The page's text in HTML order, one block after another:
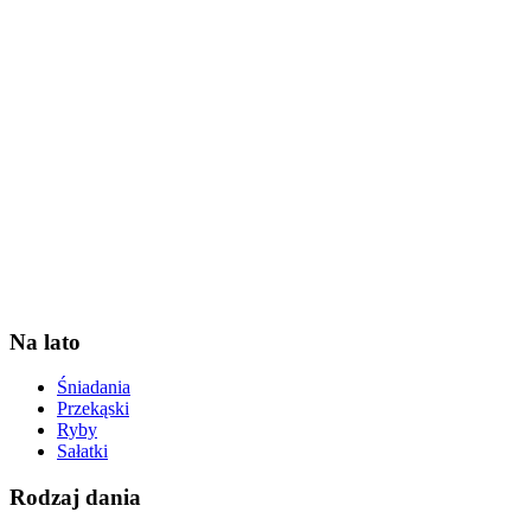
Na lato
Śniadania
Przekąski
Ryby
Sałatki
Rodzaj dania